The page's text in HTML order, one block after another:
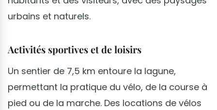
urbains et naturels.
Activités sportives et de loisirs
Un sentier de 7,5 km entoure la lagune,
permettant la pratique du vélo, de la course à
pied ou de la marche. Des locations de vélos